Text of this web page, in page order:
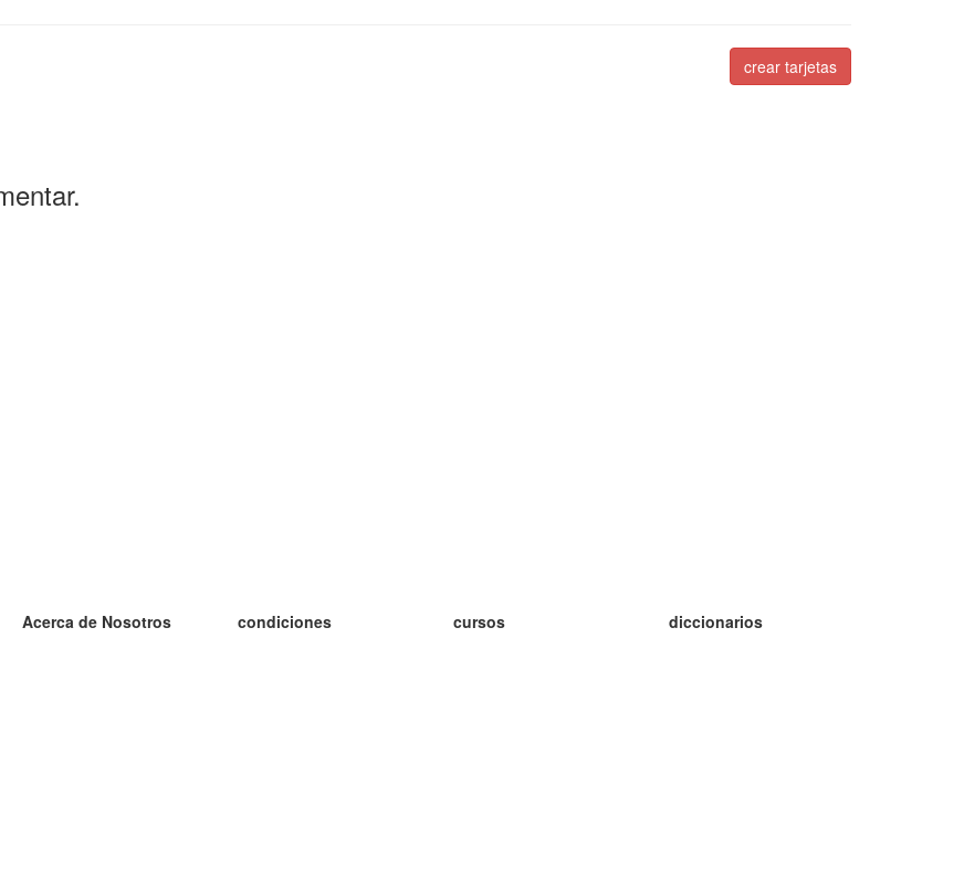
crear tarjetas
Acerca de Nosotros
condiciones
cursos
diccionarios